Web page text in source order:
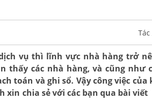
Tác
vụ thì lĩnh vực nhà hàng trở
các nhà hàng, và cũng như
toán và ghi sổ. Vậy công việc
chia sẻ với các bạn qua bài viết